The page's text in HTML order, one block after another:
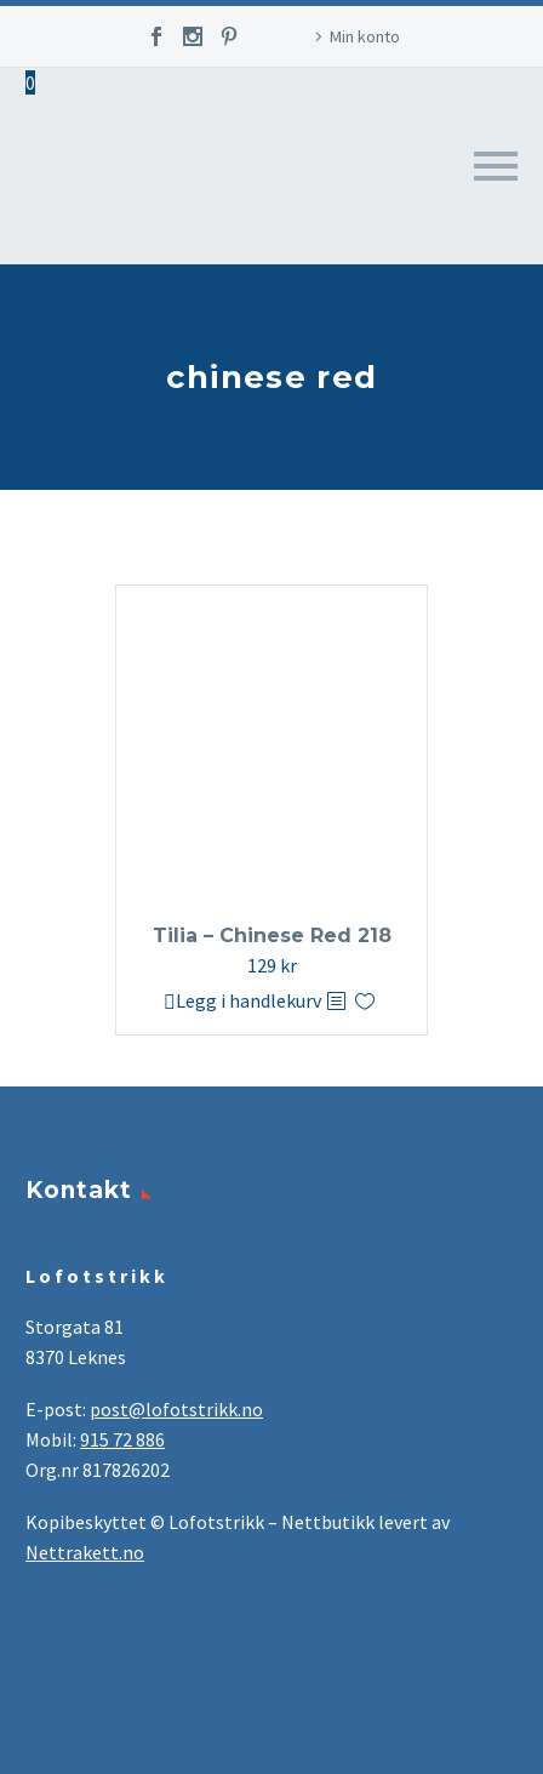
Min konto
0
chinese red
Tilia – Chinese Red 218
129 kr
Legg i handlekurv
Kontakt
L o f o t s t r i k k
Storgata 81
8370 Leknes
E-post: post@lofotstrikk.no
Mobil: 915 72 886
Org.nr 817826202
Kopibeskyttet © Lofotstrikk – Nettbutikk levert av
Nettrakett.no